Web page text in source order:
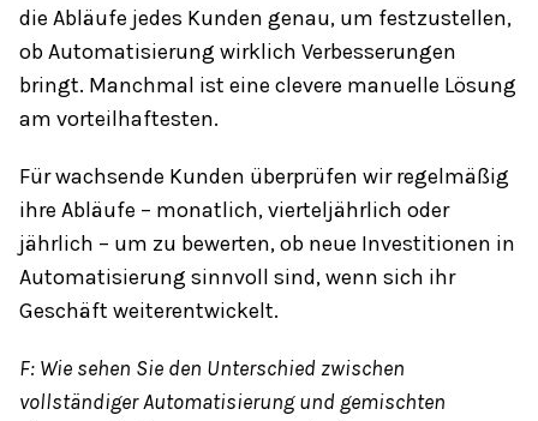
die Abläufe jedes Kunden genau, um festzustellen,
ob Automatisierung wirklich Verbesserungen
bringt. Manchmal ist eine clevere manuelle Lösung
am vorteilhaftesten.
Für wachsende Kunden überprüfen wir regelmäßig
ihre Abläufe – monatlich, vierteljährlich oder
jährlich – um zu bewerten, ob neue Investitionen in
Automatisierung sinnvoll sind, wenn sich ihr
Geschäft weiterentwickelt.
F: Wie sehen Sie den Unterschied zwischen
vollständiger Automatisierung und gemischten